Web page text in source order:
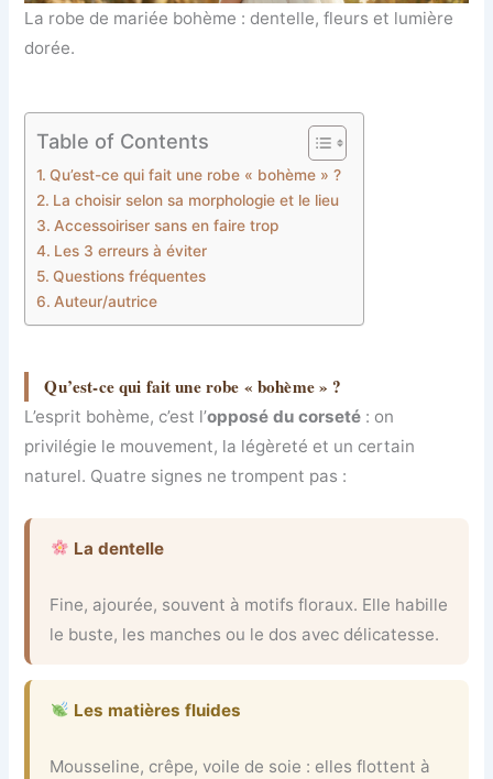
La robe de mariée bohème : dentelle, fleurs et lumière
dorée.
Table of Contents
Qu’est-ce qui fait une robe « bohème » ?
La choisir selon sa morphologie et le lieu
Accessoiriser sans en faire trop
Les 3 erreurs à éviter
Questions fréquentes
Auteur/autrice
Qu’est-ce qui fait une robe « bohème » ?
L’esprit bohème, c’est l’opposé du corseté : on
privilégie le mouvement, la légèreté et un certain
naturel. Quatre signes ne trompent pas :
La dentelle
Fine, ajourée, souvent à motifs floraux. Elle habille
le buste, les manches ou le dos avec délicatesse.
Les matières fluides
Mousseline, crêpe, voile de soie : elles flottent à